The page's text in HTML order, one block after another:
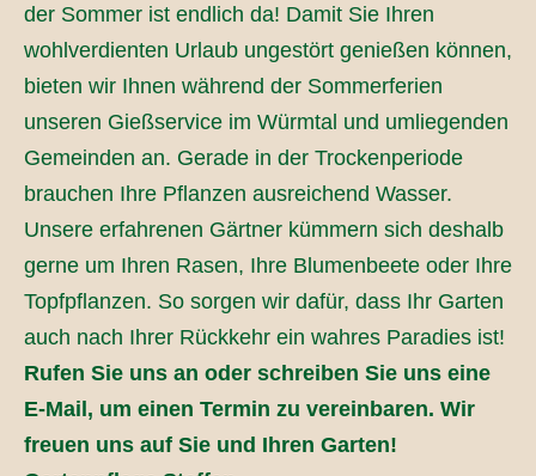
der Sommer ist endlich da! Damit Sie Ihren
wohlverdienten Urlaub ungestört genießen können,
bieten wir Ihnen während der Sommerferien
unseren Gießservice im Würmtal und umliegenden
Gemeinden an. Gerade in der Trockenperiode
brauchen Ihre Pflanzen ausreichend Wasser.
Unsere erfahrenen Gärtner kümmern sich deshalb
gerne um Ihren Rasen, Ihre Blumenbeete oder Ihre
Topfpflanzen. So sorgen wir dafür, dass Ihr Garten
auch nach Ihrer Rückkehr ein wahres Paradies ist!
Rufen Sie uns an oder schreiben Sie uns eine
E-Mail, um einen Termin zu vereinbaren. Wir
freuen uns auf Sie und Ihren Garten!